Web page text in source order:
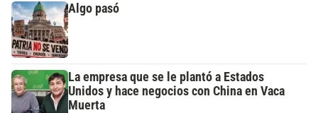
Algo pasó
La empresa que se le plantó a Estados
Unidos y hace negocios con China en Vaca
Muerta